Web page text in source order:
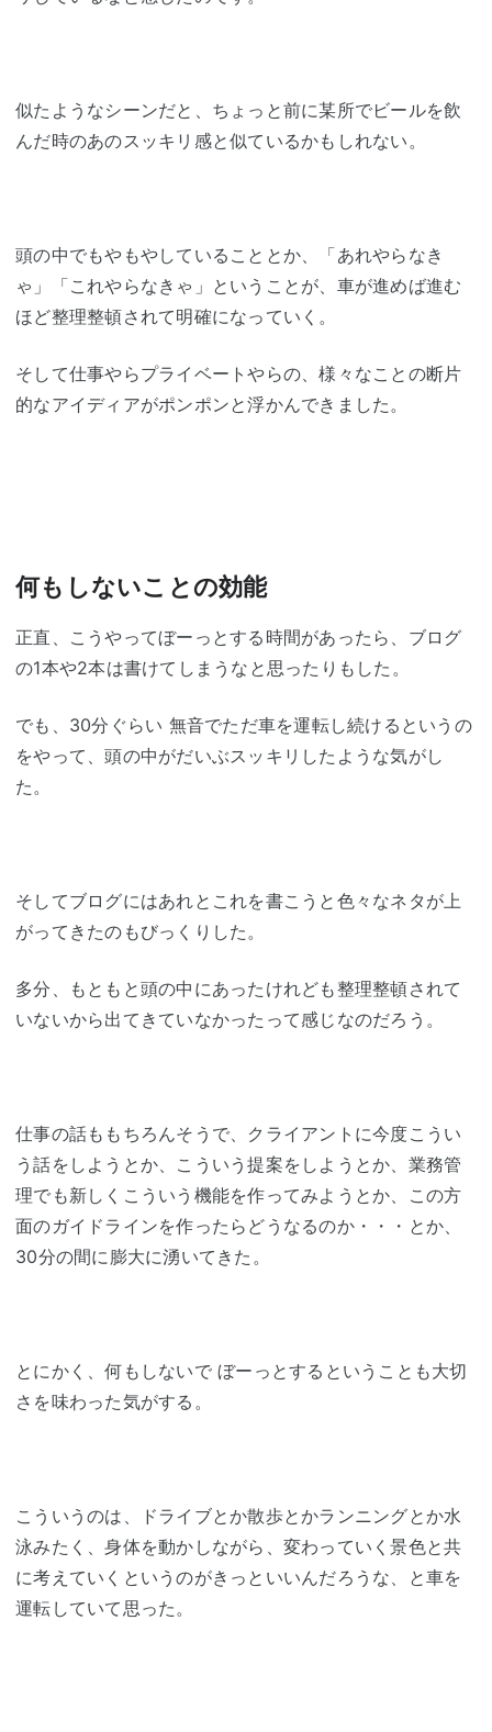
似たようなシーンだと、ちょっと前に某所でビールを飲
んだ時のあのスッキリ感と似ているかもしれない。
頭の中でもやもやしていることとか、「あれやらなき
ゃ」「これやらなきゃ」ということが、車が進めば進む
ほど整理整頓されて明確になっていく。
そして仕事やらプライベートやらの、様々なことの断片
的なアイディアがポンポンと浮かんできました。
何もしないことの効能
正直、こうやってぼーっとする時間があったら、ブログ
の1本や2本は書けてしまうなと思ったりもした。
でも、30分ぐらい 無音でただ車を運転し続けるというの
をやって、頭の中がだいぶスッキリしたような気がし
た。
そしてブログにはあれとこれを書こうと色々なネタが上
がってきたのもびっくりした。
多分、もともと頭の中にあったけれども整理整頓されて
いないから出てきていなかったって感じなのだろう。
仕事の話ももちろんそうで、クライアントに今度こうい
う話をしようとか、こういう提案をしようとか、業務管
理でも新しくこういう機能を作ってみようとか、この方
面のガイドラインを作ったらどうなるのか・・・とか、
30分の間に膨大に湧いてきた。
とにかく、何もしないで ぼーっとするということも大切
さを味わった気がする。
こういうのは、ドライブとか散歩とかランニングとか水
泳みたく、身体を動かしながら、変わっていく景色と共
に考えていくというのがきっといいんだろうな、と車を
運転していて思った。